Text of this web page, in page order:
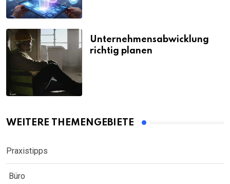
Unternehmensabwicklung
richtig planen
WEITERE THEMENGEBIETE
Praxistipps
Büro